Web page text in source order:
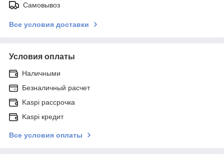
Самовывоз
Все условия доставки
Условия оплаты
Наличными
Безналичный расчет
Kaspi рассрочка
Kaspi кредит
Все условия оплаты